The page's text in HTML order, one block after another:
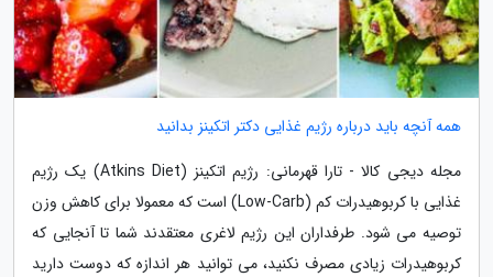
همه آنچه باید درباره رژیم غذایی دکتر اتکینز بدانید
مجله دیجی کالا - تارا قهرمانی: رژیم اتکینز (Atkins Diet) یک رژیم
غذایی با کربوهیدرات کم (Low-Carb) است که معمولا برای کاهش وزن
توصیه می شود. طرفداران این رژیم لاغری معتقدند شما تا آنجایی که
کربوهیدرات زیادی مصرف نکنید، می توانید هر اندازه که دوست دارید